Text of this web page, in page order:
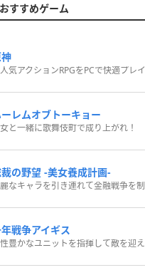
すすめゲーム
気アクションRPGをPCで快適プレイ
レムオブトーキョー
と一緒に歌舞伎町で成り上がれ！
の野望 -美女養成計画-
なキャラを引き連れて金融戦争を制
戦争アイギス
豊かなユニットを指揮して敵を迎え